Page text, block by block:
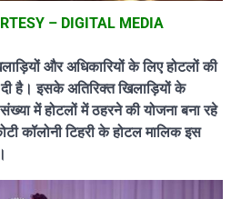
– DIGITAL MEDIA
और अधिकारियों के लिए होटलों की
है। इसके अतिरिक्त खिलाड़ियों के
में होटलों में ठहरने की योजना बना रहे
कॉलोनी टिहरी के होटल मालिक इस